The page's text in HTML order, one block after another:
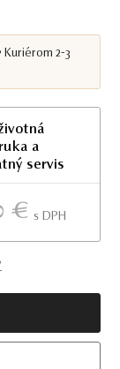
Kuriérom 2-3
a
servis
€ S DPH